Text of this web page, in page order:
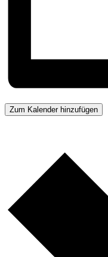
Zum Kalender hinzufügen